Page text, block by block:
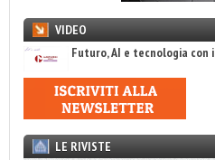
VIDEO
Futuro, AI e tecnologia con
LE RIVISTE